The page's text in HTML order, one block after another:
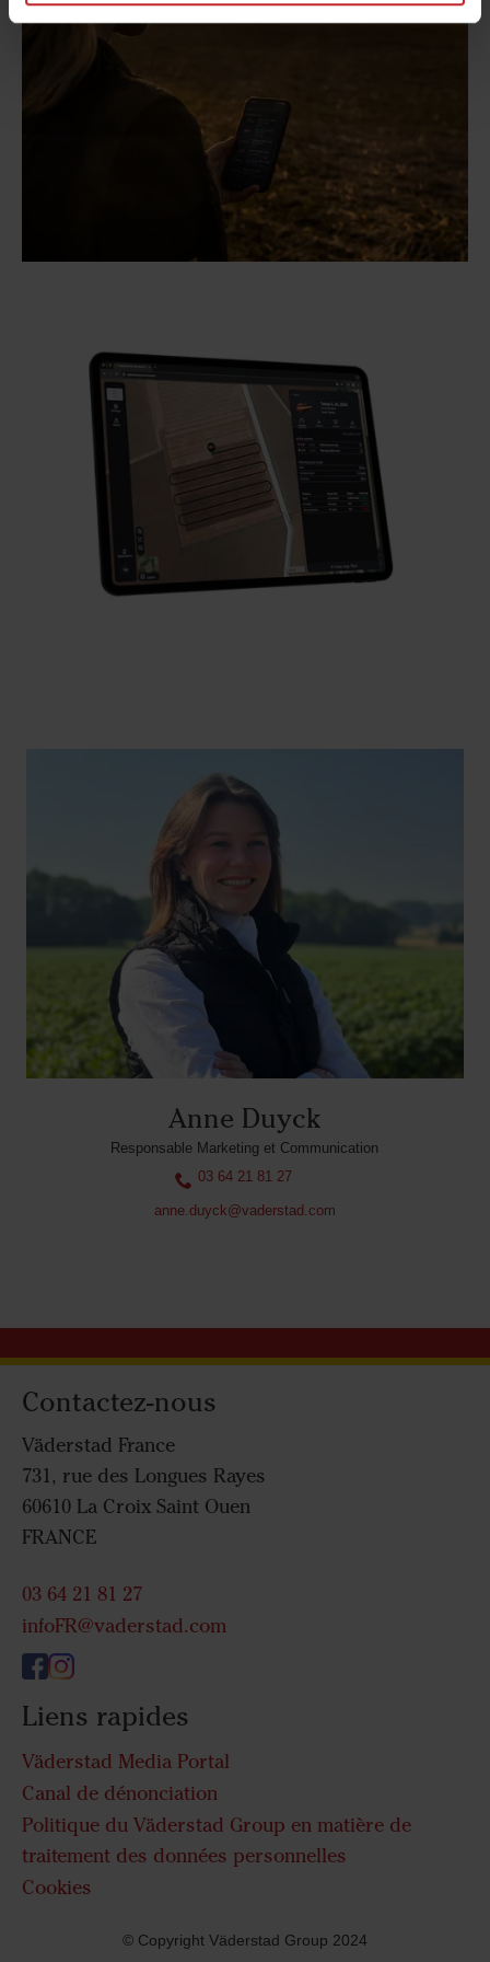
Anne Duyck
Responsable Marketing et Communication
03 64 21 81 27
anne.duyck@vaderstad.com
Contactez-nous
Väderstad France
731, rue des Longues Rayes
60610 La Croix Saint Ouen
FRANCE
03 64 21 81 27
infoFR@vaderstad.com
Liens rapides
Väderstad Media Portal
Canal de dénonciation
Politique du Väderstad Group en matière de
traitement des données personnelles
Cookies
© Copyright Väderstad Group 2024